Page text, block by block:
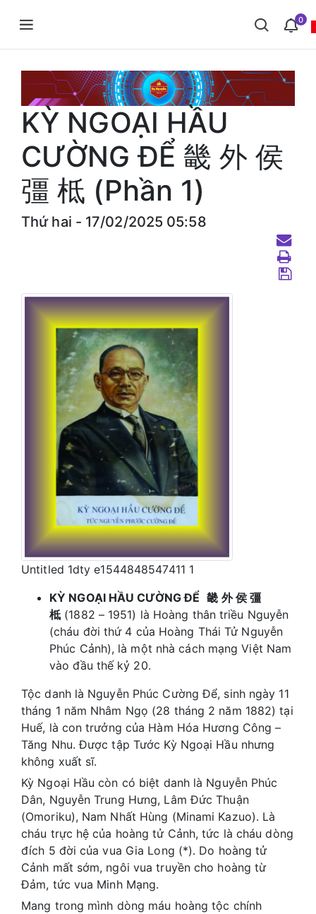
0
KỲ NGOẠI HẦU
CƯỜNG ĐỂ 畿 外 侯
彊 柢 (Phần 1)
Thứ hai - 17/02/2025 05:58
Untitled 1dty e1544848547411 1
KỲ NGOẠI HẦU CƯỜNG ĐỂ 畿 外 侯 彊
柢 (1882 – 1951) là Hoàng thân triều Nguyễn
(cháu đời thứ 4 của Hoàng Thái Tử Nguyễn
Phúc Cảnh), là một nhà cách mạng Việt Nam
vào đầu thế kỷ 20.
Tộc danh là Nguyễn Phúc Cường Để, sinh ngày 11
tháng 1 năm Nhâm Ngọ (28 tháng 2 năm 1882) tại
Huế, là con trưởng của Hàm Hóa Hương Công –
Tăng Nhu. Được tập Tước Kỳ Ngoại Hầu nhưng
không xuất sĩ.
Kỳ Ngoại Hầu còn có biệt danh là Nguyễn Phúc
Dân, Nguyễn Trung Hưng, Lâm Đức Thuận
(Omoriku), Nam Nhất Hùng (Minami Kazuo). Là
cháu trực hệ của hoàng tử Cảnh, tức là cháu dòng
đích 5 đời của vua Gia Long (*). Do hoàng tử
Cảnh mất sớm, ngôi vua truyền cho hoàng từ
Đảm, tức vua Minh Mạng.
Mang trong mình dòng máu hoàng tộc chính